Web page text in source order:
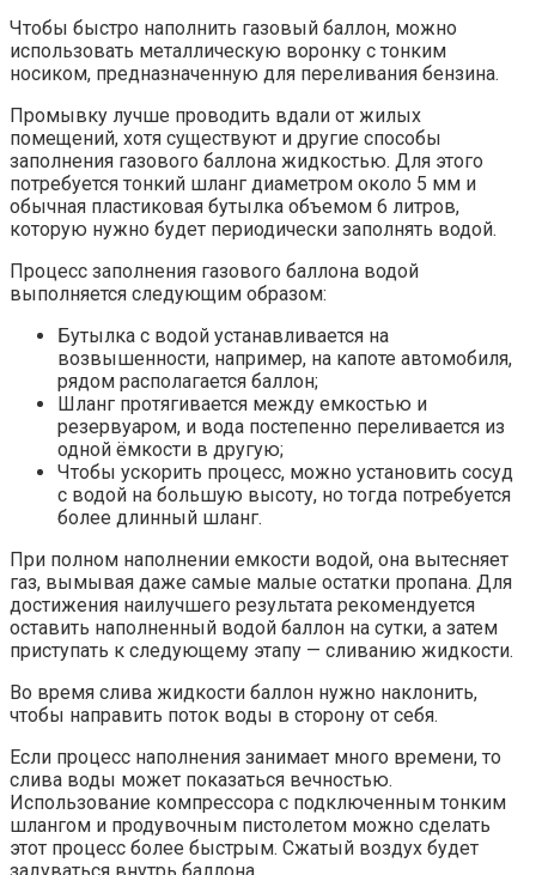
Чтобы быстро наполнить газовый баллон, можно
использовать металлическую воронку с тонким
носиком, предназначенную для переливания бензина.
Промывку лучше проводить вдали от жилых
помещений, хотя существуют и другие способы
заполнения газового баллона жидкостью. Для этого
потребуется тонкий шланг диаметром около 5 мм и
обычная пластиковая бутылка объемом 6 литров,
которую нужно будет периодически заполнять водой.
Процесс заполнения газового баллона водой
выполняется следующим образом:
Бутылка с водой устанавливается на
возвышенности, например, на капоте автомобиля,
рядом располагается баллон;
Шланг протягивается между емкостью и
резервуаром, и вода постепенно переливается из
одной ёмкости в другую;
Чтобы ускорить процесс, можно установить сосуд
с водой на большую высоту, но тогда потребуется
более длинный шланг.
При полном наполнении емкости водой, она вытесняет
газ, вымывая даже самые малые остатки пропана. Для
достижения наилучшего результата рекомендуется
оставить наполненный водой баллон на сутки, а затем
приступать к следующему этапу — сливанию жидкости.
Во время слива жидкости баллон нужно наклонить,
чтобы направить поток воды в сторону от себя.
Если процесс наполнения занимает много времени, то
слива воды может показаться вечностью.
Использование компрессора с подключенным тонким
шлангом и продувочным пистолетом можно сделать
этот процесс более быстрым. Сжатый воздух будет